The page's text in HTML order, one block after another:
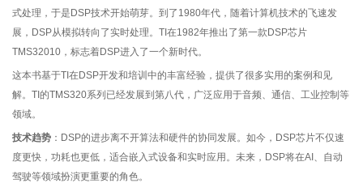
式处理，于是DSP技术开始萌芽。到了1980年代，随着计算机技术的飞速发
展，DSP从模拟转向了实时处理。TI在1982年推出了第一款DSP芯片
TMS32010，标志着DSP进入了一个新时代。
这本书基于TI在DSP开发和培训中的丰富经验，提供了很多实用的案例和见
解。TI的TMS320系列已经发展到第八代，广泛应用于音频、通信、工业控制等
领域。
技术趋势 ：DSP的进步离不开算法和硬件的协同发展。如今，DSP芯片不仅速
度更快，功耗也更低，适合嵌入式设备和实时应用。未来，DSP将在AI、自动
驾驶等领域扮演更重要的角色。